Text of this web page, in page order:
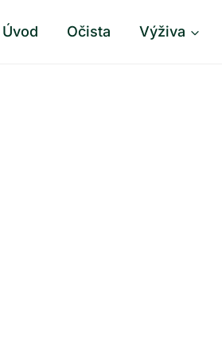
Úvod Očista Výživa